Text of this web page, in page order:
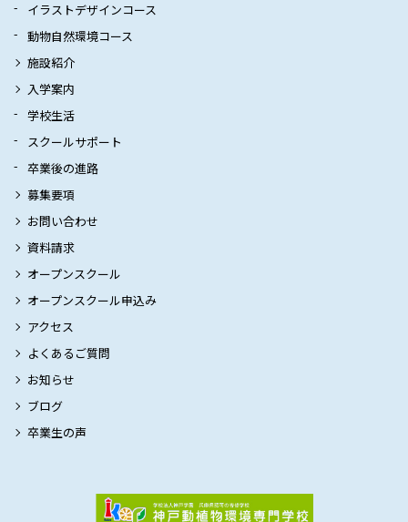
イラストデザインコース
動物自然環境コース
施設紹介
入学案内
学校生活
スクールサポート
卒業後の進路
募集要項
お問い合わせ
資料請求
オープンスクール
オープンスクール申込み
アクセス
よくあるご質問
お知らせ
ブログ
卒業生の声